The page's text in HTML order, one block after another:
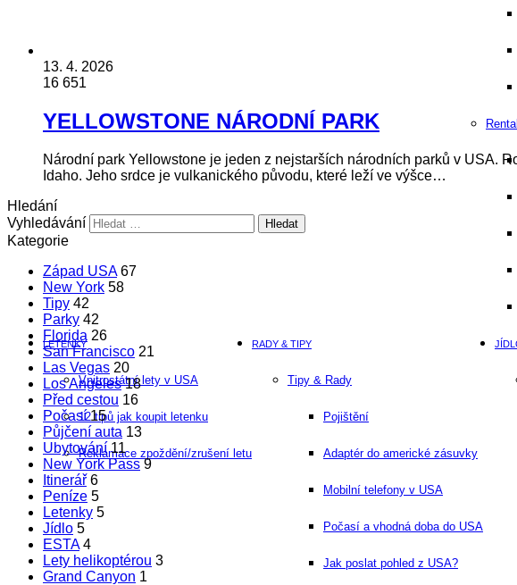
LETENKY
Vnitrostátní lety v USA
12 tipů jak koupit letenku
Reklamace zpoždění/zrušení letu
RADY & TIPY
Tipy & Rady
Pojištění
Adaptér do americké zásuvky
Mobilní telefony v USA
Počasí a vhodná doba do USA
Jak poslat pohled z USA?
13. 4. 2026
16 651
YELLOWSTONE NÁRODNÍ PARK
Národní park Yellowstone je jeden z nejstarších národních parků v USA.
Idaho. Jeho srdce je vulkanického původu, které leží ve výšce…
Hledání
Vyhledávání
Kategorie
Západ USA 67
New York 58
Tipy 42
Parky 42
Florida 26
San Francisco 21
Las Vegas 20
Los Angeles 18
Před cestou 16
Počasí 15
Půjčení auta 13
Ubytování 11
New York Pass 9
Itinerář 6
Peníze 5
Letenky 5
Jídlo 5
ESTA 4
Lety helikoptérou 3
Grand Canyon 1